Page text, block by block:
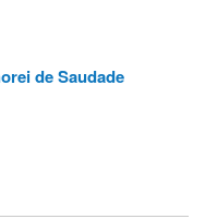
de Saudade